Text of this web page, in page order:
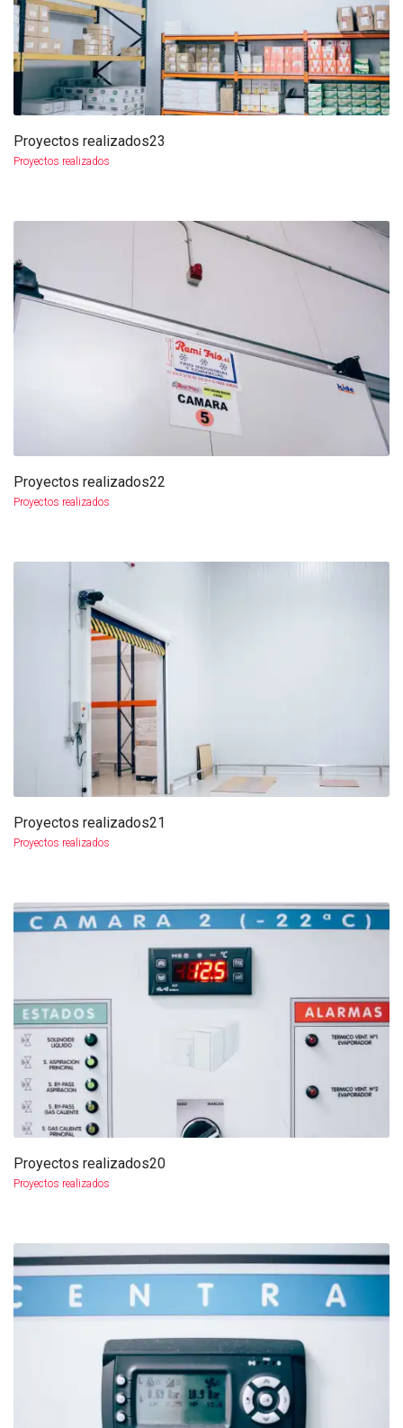
más info
Proyectos realizados23
Proyectos realizados
más info
Proyectos realizados22
Proyectos realizados
más info
Proyectos realizados21
Proyectos realizados
más info
Proyectos realizados20
Proyectos realizados